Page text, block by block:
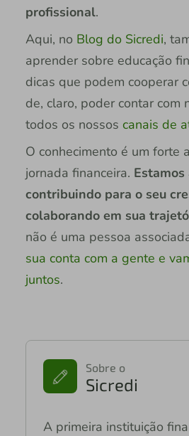
profissional.
Aqui, no Blog do Sicredi,
aprender sobre educação
dicas que podem cooperar
de, claro, poder contar com
todos os nossos canais de
O conhecimento é um forte
jornada financeira. Estamos
contribuindo para o seu
colaborando em sua
não é uma pessoa
sua conta com a gente e
juntos.
Sobre o
Sicredi
A primeira instituição